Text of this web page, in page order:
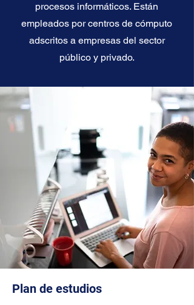
procesos informáticos. Están
empleados por centros de cómputo
adscritos a empresas del sector
público y privado.
Plan de estudios